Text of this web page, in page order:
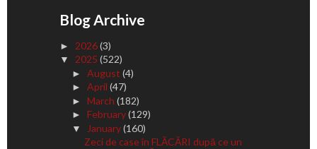
Blog Archive
► 2026(3)
▼ 2025 (522)
► August (4)
► April (47)
► March (182)
► February(129)
▼ January(160)
Zeci de case în FLĂCĂRI după ce un